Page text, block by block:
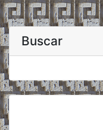
Buscar